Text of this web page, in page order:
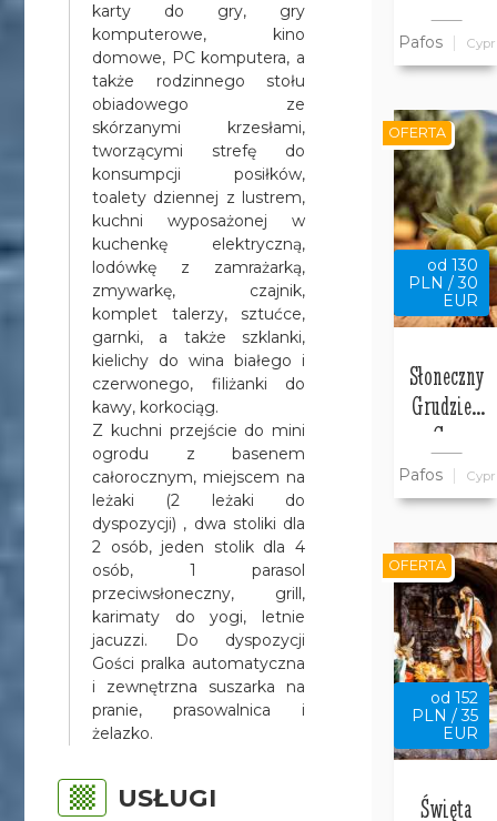
karty do gry, gry
komputerowe, kino
domowe, PC komputera, a
także rodzinnego stołu
obiadowego ze
skórzanymi krzesłami,
tworzącymi strefę do
konsumpcji posiłków,
toalety dziennej z lustrem,
kuchni wyposażonej w
kuchenkę elektryczną,
lodówkę z zamrażarką,
zmywarkę, czajnik,
komplet talerzy, sztućce,
garnki, a także szklanki,
kielichy do wina białego i
czerwonego, filiżanki do
kawy, korkociąg.
Z kuchni przejście do mini
ogrodu z basenem
całorocznym, miejscem na
leżaki (2 leżaki do
dyspozycji) , dwa stoliki dla
2 osób, jeden stolik dla 4
osób, 1 parasol
przeciwsłoneczny, grill,
karimaty do yogi, letnie
jacuzzi. Do dyspozycji
Gości pralka automatyczna
i zewnętrzna suszarka na
pranie, prasowalnica i
żelazko.
USŁUGI
Bajeczny
Cypr
Pafos Cypr
od 130
PLN / 30
EUR
Słoneczny
Grudzień
na Cyprze
w Pafos w
Willi
Cypr
Pafos Cypr
OFERTA
od 152
PLN / 35
EUR
Święta
OFERTA